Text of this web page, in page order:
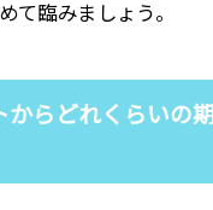
て臨みましょう。
からどれくらいの